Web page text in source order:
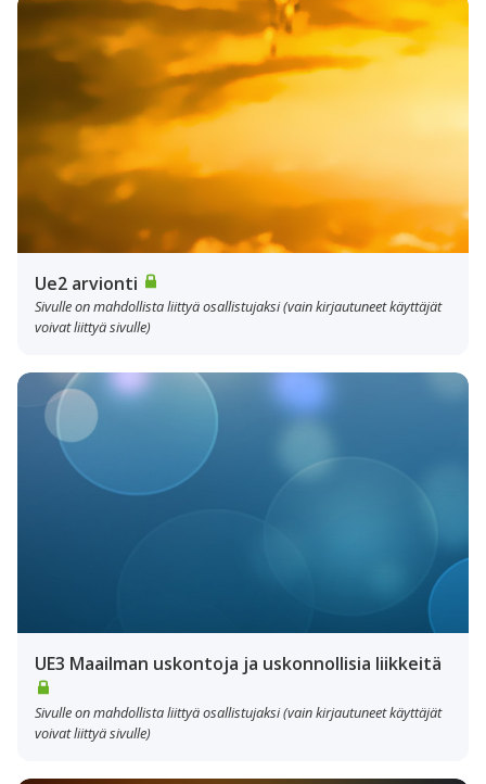
Ue2 arvionti
Sivulle on mahdollista liittyä osallistujaksi (vain kirjautuneet käyttäjät
voivat liittyä sivulle)
UE3 Maailman uskontoja ja uskonnollisia liikkeitä
Sivulle on mahdollista liittyä osallistujaksi (vain kirjautuneet käyttäjät
voivat liittyä sivulle)